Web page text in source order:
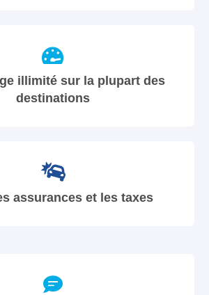
illimité sur la plupart des
destinations
assurances et les taxes